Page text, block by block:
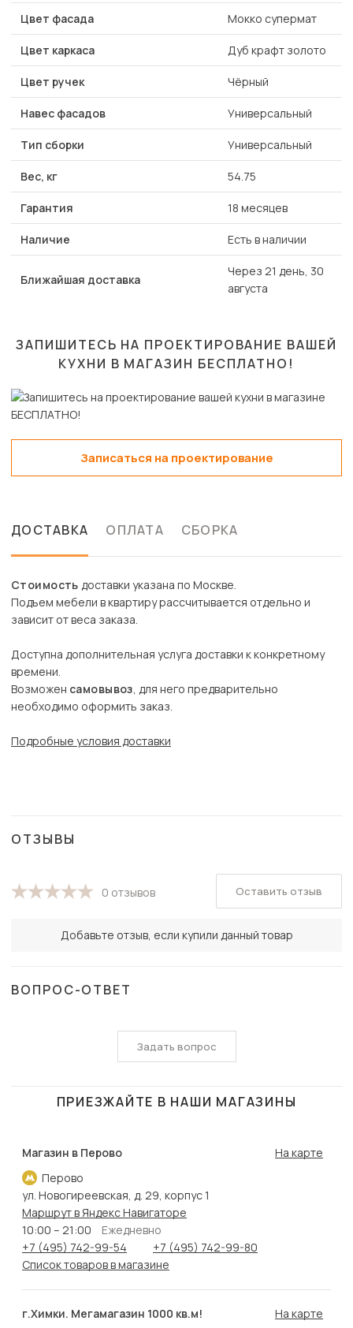
Цвет фасада Мокко супермат
Цвет каркаса Дуб крафт золото
Цвет ручек Чёрный
Навес фасадов Универсальный
Тип сборки Универсальный
Вес, кг 54.75
Гарантия 18 месяцев
Наличие Есть в наличии
Ближайшая доставка
Через 21 день, 30
августа
ЗАПИШИТЕСЬ НА ПРОЕКТИРОВАНИЕ ВАШЕЙ
КУХНИ В МАГАЗИН БЕСПЛАТНО!
Записаться на проектирование
ДОСТАВКА ОПЛАТА СБОРКА
Стоимость доставки указана по Москве.
Подъем мебели в квартиру рассчитывается отдельно и
зависит от веса заказа.
Доступна дополнительная услуга доставки к конкретному
времени.
Возможен самовывоз, для него предварительно
необходимо оформить заказ.
Подробные условия доставки
ОТЗЫВЫ
0 отзывов
Добавьте отзыв, если купили данный товар
Оставить отзыв
ВОПРОС-ОТВЕТ
Задать вопрос
ПРИЕЗЖАЙТЕ В НАШИ МАГАЗИНЫ
Магазин в Перово
Перово
На карте
ул. Новогиреевская, д. 29, корпус 1
Маршрут в Яндекс Навигаторе
10:00 – 21:00
Ежедневно
+7 (495) 742-99-54
+7 (495) 742-99-80
Список товаров в магазине
г.Химки. Мегамагазин 1000 кв.м! На карте